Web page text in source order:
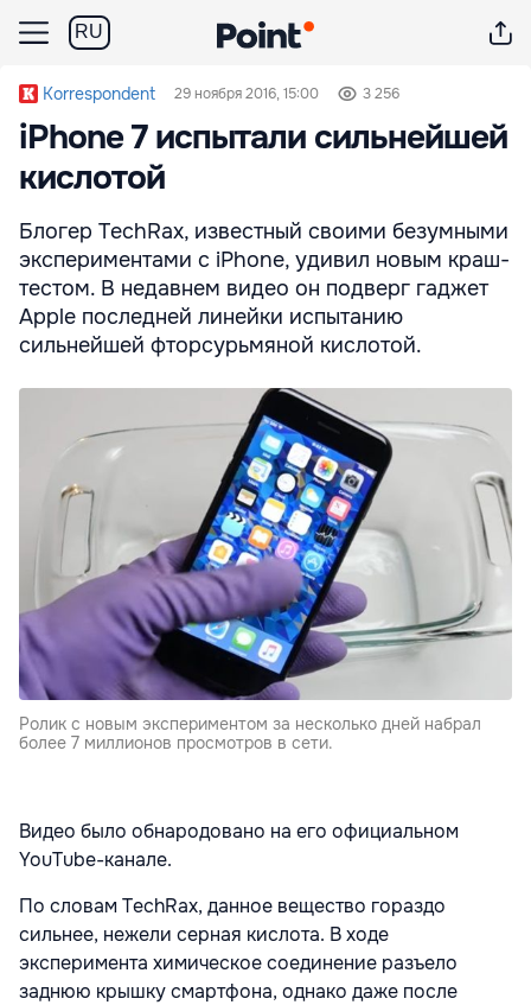
RU
Korrespondent 29 ноября 2016, 15:00 3 256
iPhone 7 испытали сильнейшей
кислотой
Блогер TechRax, известный своими безумными
экспериментами с iPhone, удивил новым краш-
тестом. В недавнем видео он подверг гаджет
Apple последней линейки испытанию
сильнейшей фторсурьмяной кислотой.
Ролик с новым экспериментом за несколько дней набрал
более 7 миллионов просмотров в сети.
Видео было обнародовано на его официальном
YouTube-канале.
По словам TechRax, данное вещество гораздо
сильнее, нежели серная кислота. В ходе
эксперимента химическое соединение разъело
заднюю крышку смартфона, однако даже после